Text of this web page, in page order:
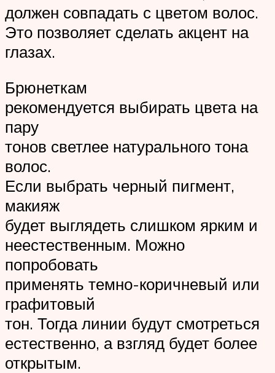
должен совпадать с цветом волос.
Это позволяет сделать акцент на
глазах.
Брюнеткам
рекомендуется выбирать цвета на
пару
тонов светлее натурального тона
волос.
Если выбрать черный пигмент,
макияж
будет выглядеть слишком ярким и
неестественным. Можно
попробовать
применять темно-коричневый или
графитовый
тон. Тогда линии будут смотреться
естественно, а взгляд будет более
открытым.